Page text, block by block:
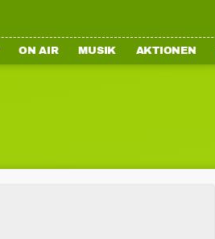
ON AIR MUSIK AKTIONEN